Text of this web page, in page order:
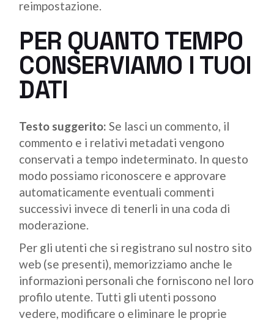
reimpostazione.
PER QUANTO TEMPO
CONSERVIAMO I TUOI
DATI
Testo suggerito:Se lasci un commento, il
commento e i relativi metadati vengono
conservati a tempo indeterminato. In questo
modo possiamo riconoscere e approvare
automaticamente eventuali commenti
successivi invece di tenerli in una coda di
moderazione.
Per gli utenti che si registrano sul nostro sito
web (se presenti), memorizziamo anche le
informazioni personali che forniscono nel loro
profilo utente. Tutti gli utenti possono
vedere, modificare o eliminare le proprie